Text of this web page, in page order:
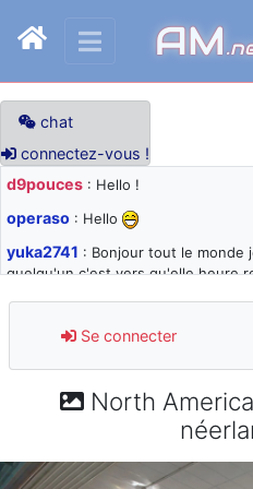
AM
chat
connectez-vous !
d9pouces : Hello !
operaso : Hello
yuka2741 : Bonjour tout le monde
quelqu'un c'est vers qu'elle heure
d9pouces: désolé pour les
jours : je teste des méthodes
paxwax: Super, la nouvelle
comprendre
Se connecter
North